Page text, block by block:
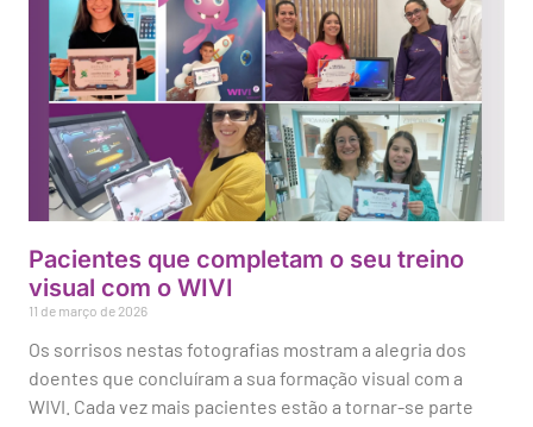
Pacientes que completam o seu treino
visual com o WIVI
11 de março de 2026
Os sorrisos nestas fotografias mostram a alegria dos
doentes que concluíram a sua formação visual com a
WIVI. Cada vez mais pacientes estão a tornar-se parte